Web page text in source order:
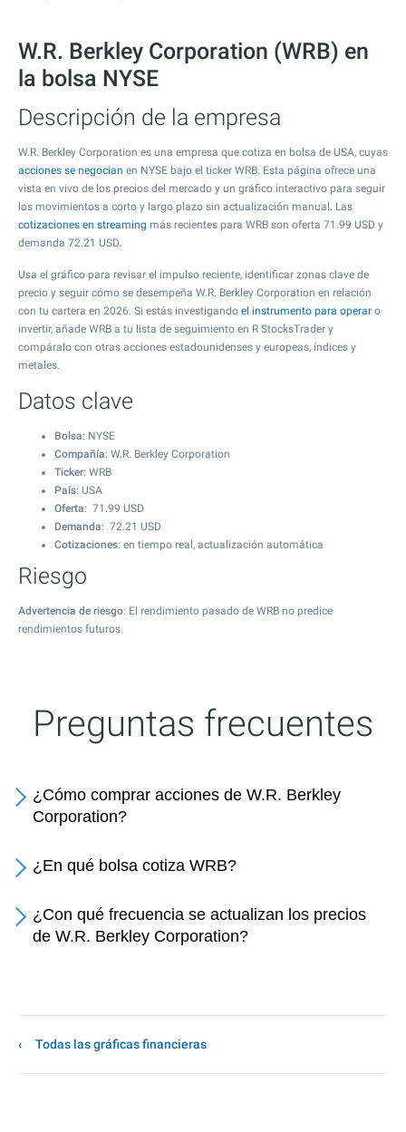
W.R. Berkley Corporation (WRB) en
la bolsa NYSE
Descripción de la empresa
W.R. Berkley Corporation es una empresa que cotiza en bolsa de USA, cuyas
acciones se negocian en NYSE bajo el ticker WRB. Esta página ofrece una
vista en vivo de los precios del mercado y un gráfico interactivo para seguir
los movimientos a corto y largo plazo sin actualización manual. Las
cotizaciones en streaming más recientes para WRB son oferta 71.99 USD y
demanda 72.21 USD.
Usa el gráfico para revisar el impulso reciente, identificar zonas clave de
precio y seguir cómo se desempeña W.R. Berkley Corporation en relación
con tu cartera en 2026. Si estás investigando el instrumento para operar o
invertir, añade WRB a tu lista de seguimiento en R StocksTrader y
compáralo con otras acciones estadounidenses y europeas, índices y
metales.
Datos clave
Bolsa: NYSE
Compañía: W.R. Berkley Corporation
Ticker: WRB
País: USA
Oferta: 71.99 USD
Demanda: 72.21 USD
Cotizaciones: en tiempo real, actualización automática
Riesgo
Advertencia de riesgo: El rendimiento pasado de WRB no predice
rendimientos futuros.
Preguntas frecuentes
¿Cómo comprar acciones de W.R. Berkley
Corporation?
¿En qué bolsa cotiza WRB?
¿Con qué frecuencia se actualizan los precios
de W.R. Berkley Corporation?
Todas las gráficas financieras